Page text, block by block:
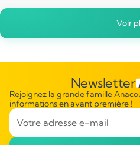
Vous souhaitez apprendre à jouer
guitariste professionnel ou
passion ?
Guitare acoustique, folk, électrique,
soit votre motivation, notre agence
Trouvez maintenant le bon
accompagner avec bienveillance
Voir
Newsletter
Rejoignez la grande famille
informations en avant première !